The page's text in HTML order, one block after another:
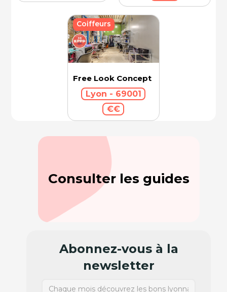
Free Look Concept
Lyon - 69001
€€
Coiffeurs
Consulter les guides
Abonnez-vous à la
newsletter